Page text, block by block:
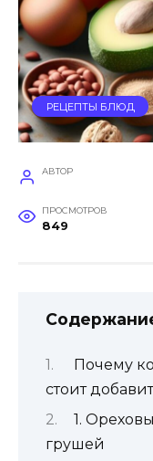
РЕЦЕПТЫ БЛЮД
АВТОР
ПРОСМОТРОВ
849
Почему
стоит
1.
грушей